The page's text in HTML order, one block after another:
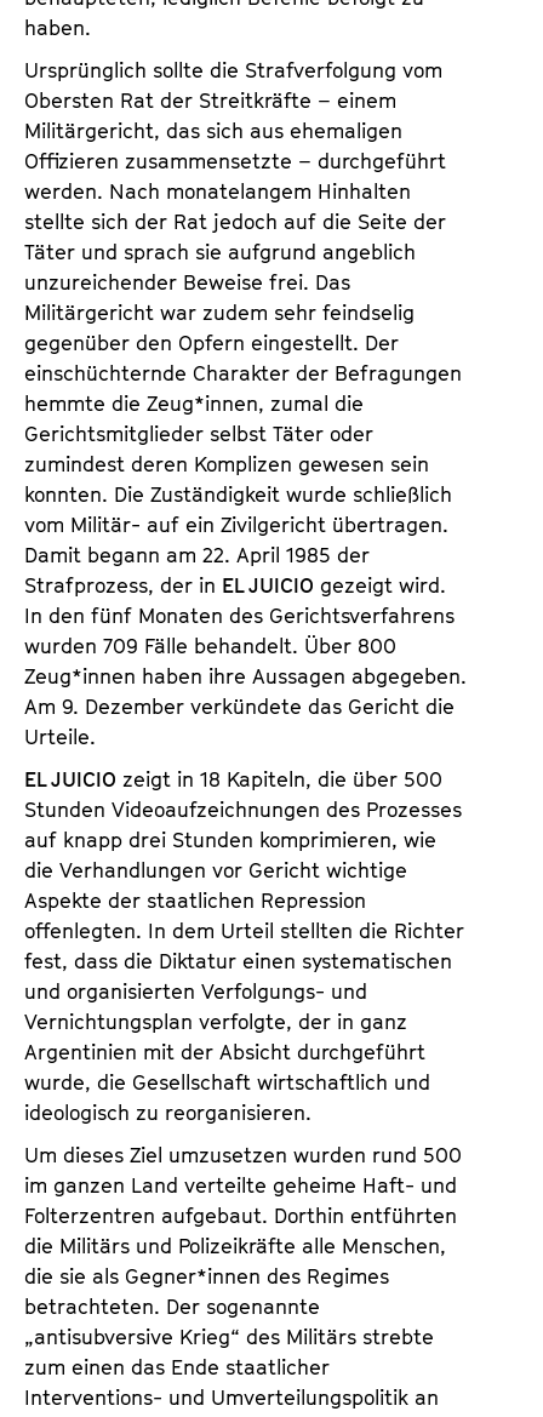
haben.
Ursprünglich sollte die Strafverfolgung vom
Obersten Rat der Streitkräfte – einem
Militärgericht, das sich aus ehemaligen
Offizieren zusammensetzte – durchgeführt
werden. Nach monatelangem Hinhalten
stellte sich der Rat jedoch auf die Seite der
Täter und sprach sie aufgrund angeblich
unzureichender Beweise frei. Das
Militärgericht war zudem sehr feindselig
gegenüber den Opfern eingestellt. Der
einschüchternde Charakter der Befragungen
hemmte die Zeug*innen, zumal die
Gerichtsmitglieder selbst Täter oder
zumindest deren Komplizen gewesen sein
konnten. Die Zuständigkeit wurde schließlich
vom Militär- auf ein Zivilgericht übertragen.
Damit begann am 22. April 1985 der
Strafprozess, der in EL JUICIO gezeigt wird.
In den fünf Monaten des Gerichtsverfahrens
wurden 709 Fälle behandelt. Über 800
Zeug*innen haben ihre Aussagen abgegeben.
Am 9. Dezember verkündete das Gericht die
Urteile.
EL JUICIO zeigt in 18 Kapiteln, die über 500
Stunden Videoaufzeichnungen des Prozesses
auf knapp drei Stunden komprimieren, wie
die Verhandlungen vor Gericht wichtige
Aspekte der staatlichen Repression
offenlegten. In dem Urteil stellten die Richter
fest, dass die Diktatur einen systematischen
und organisierten Verfolgungs- und
Vernichtungsplan verfolgte, der in ganz
Argentinien mit der Absicht durchgeführt
wurde, die Gesellschaft wirtschaftlich und
ideologisch zu reorganisieren.
Um dieses Ziel umzusetzen wurden rund 500
im ganzen Land verteilte geheime Haft- und
Folterzentren aufgebaut. Dorthin entführten
die Militärs und Polizeikräfte alle Menschen,
die sie als Gegner*innen des Regimes
betrachteten. Der sogenannte
„antisubversive Krieg“ des Militärs strebte
zum einen das Ende staatlicher
Interventions- und Umverteilungspolitik an